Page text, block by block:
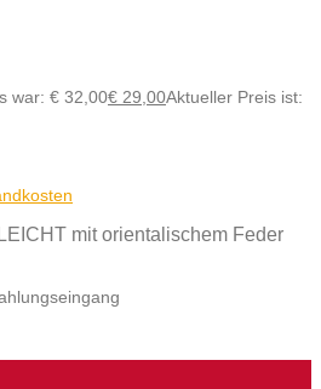
war: € 32,00€ 29,00Aktueller Preis ist:
mit orientalischem Feder